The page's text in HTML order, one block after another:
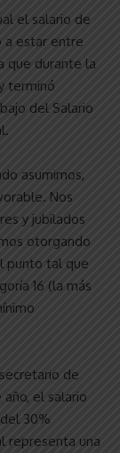
el salario de
a estar entre
que durante la
terminó
del Salario
asumimos,
Nos
y jubilados
otorgando
punto tal que
16 (la más
de
el salario
30%
representa una